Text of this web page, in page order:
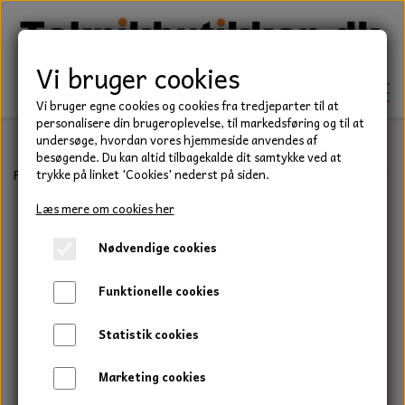
TEKNIK
KILEREMME
LEJER
PAKDÅSER
LÅSERINGE
BEFÆSTELSE
HAVE/PARK
UNIVERSALE REMME TIL PLÆNEKLIPPER OG
HAVETRAKTOR
TRAKTOR/ENTREPRENØR
Forside Befæstelse Skiver Plane skiver
Vi bruger cookies
Vi bruger egne cookies og cookies fra tredjeparter til at
personalisere din brugeroplevelse, til markedsføring og til at
undersøge, hvordan vores hjemmeside anvendes af
besøgende. Du kan altid tilbagekalde dit samtykke ved at
trykke på linket 'Cookies' nederst på siden.
Læs mere om cookies her
Nødvendige cookies
Funktionelle cookies
Statistik cookies
Marketing cookies